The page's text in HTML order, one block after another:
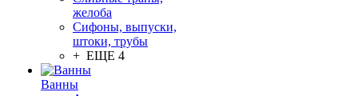
желоба
Сифоны, выпуски,
штоки, трубы
+ ЕЩЕ 4
Ванны